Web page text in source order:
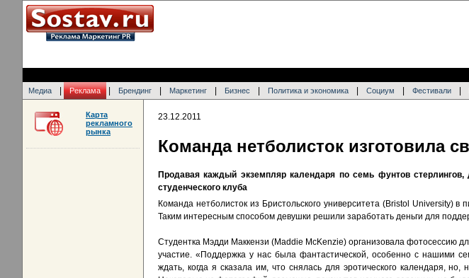
Медиа Реклама Брендинг Маркетинг Бизнес Политика и экономика Социум Фестивали
23.12.2011
Команда нетболисток изготовила
Продавая каждый экземпляр календаря по семь фунтов
студенческого клуба
Команда нетболисток из Бристольского университета (Bristol University)
Таким интересным способом девушки решили заработать деньги для
Студентка Мэдди Маккензи (Maddie McKenzie) организовала фотосессию
участие. «Поддержка у нас была фантастической, особенно с нашими
ждать, когда я сказала им, что снялась для эротического календаря,
Карта
рекламного
рынка